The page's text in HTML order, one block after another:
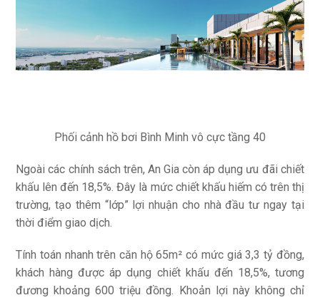
Phối cảnh hồ bơi Bình Minh vô cực tầng 40
Ngoài các chính sách trên, An Gia còn áp dụng ưu đãi chiết
khấu lên đến 18,5%. Đây là mức chiết khấu hiếm có trên thị
trường, tạo thêm “lớp” lợi nhuận cho nhà đầu tư ngay tại
thời điểm giao dịch.
Tính toán nhanh trên căn hộ 65m² có mức giá 3,3 tỷ đồng,
khách hàng được áp dụng chiết khấu đến 18,5%, tương
đương khoảng 600 triệu đồng. Khoản lợi này không chỉ